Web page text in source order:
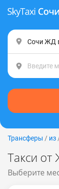
Трансферы / из
Такси
Выберите